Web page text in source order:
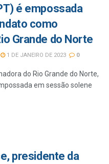
é empossada
como
Grande do Norte
1 DE JANEIRO DE 2023 0
do Rio Grande do Norte,
em sessão solene
presidente da